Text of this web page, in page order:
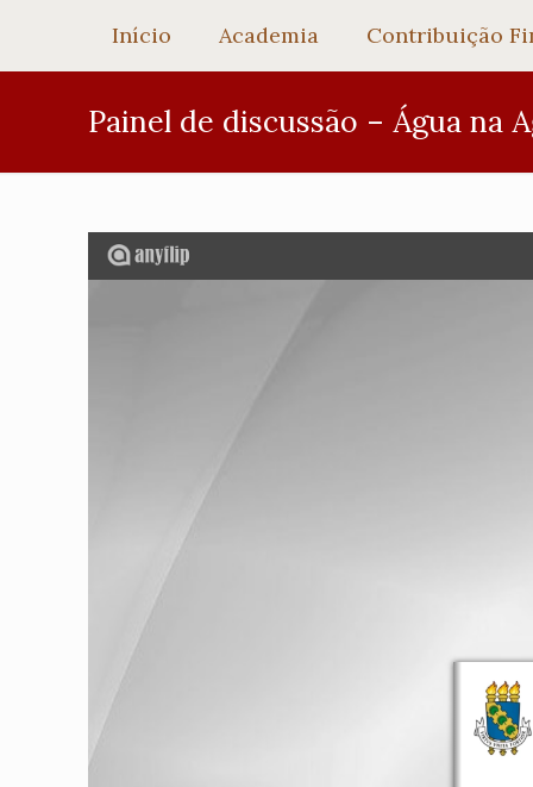
Início Academia Contribuição
Painel de discussão – Água na